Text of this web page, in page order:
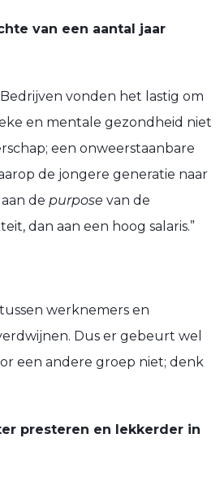
van een aantal jaar
vonden het lastig om
en mentale gezondheid niet
een onweerstaanbare
de jongere generatie naar
de purpose van de
dan aan een hoog salaris.”
werknemers en
Dus er gebeurt wel
een andere groep niet; denk
presteren en lekkerder in